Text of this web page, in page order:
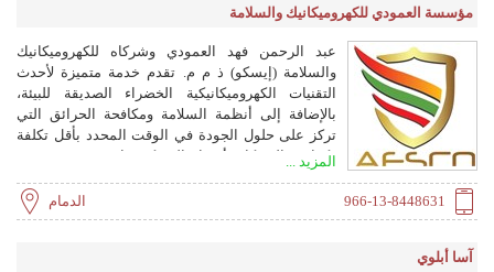
مؤسسة العمودي للكهروميكانيك والسلامة
عبد الرحمن فهد العمودي وشركاه للكهروميكانيك
والسلامة (إيسكو) ذ م م. تقدم خدمة متميزة لأحدث
التقنيات الكهروميكانيكية الخضراء الصديقة للبيئة،
بالإضافة إلى أنظمة السلامة ومكافحة الحرائق التي
تركز على حلول الجودة في الوقت المحدد بأقل تكلفة
وكفاءة عالية. كافة أقسام الشركة عبارة عن فريق فريد
والدقيقة من خلال خدمة العملاء ذات القيمة والجودة.
يقع مقرنا الرئيسي في الدمام بالمملكة العربية
المزيد ...
966-13-8448631 الدمام
آسا أبلوي